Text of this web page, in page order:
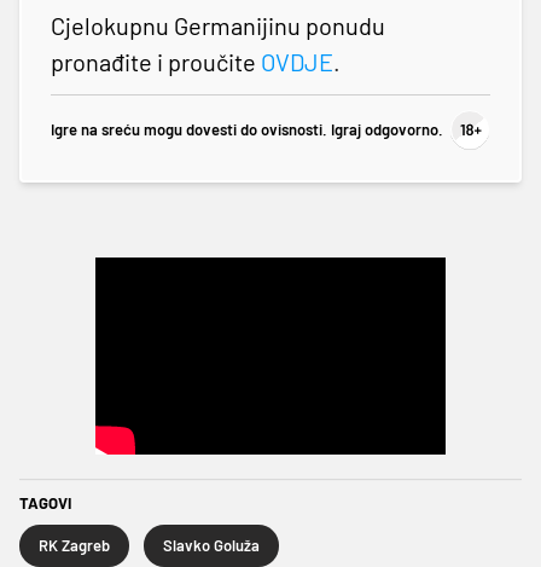
Cjelokupnu Germanijinu ponudu
pronađite i proučite OVDJE
Igre na sreću mogu dovesti do ovisnosti. Igraj odgovorno.
TAGOVI
RK Zagreb Slavko Goluža